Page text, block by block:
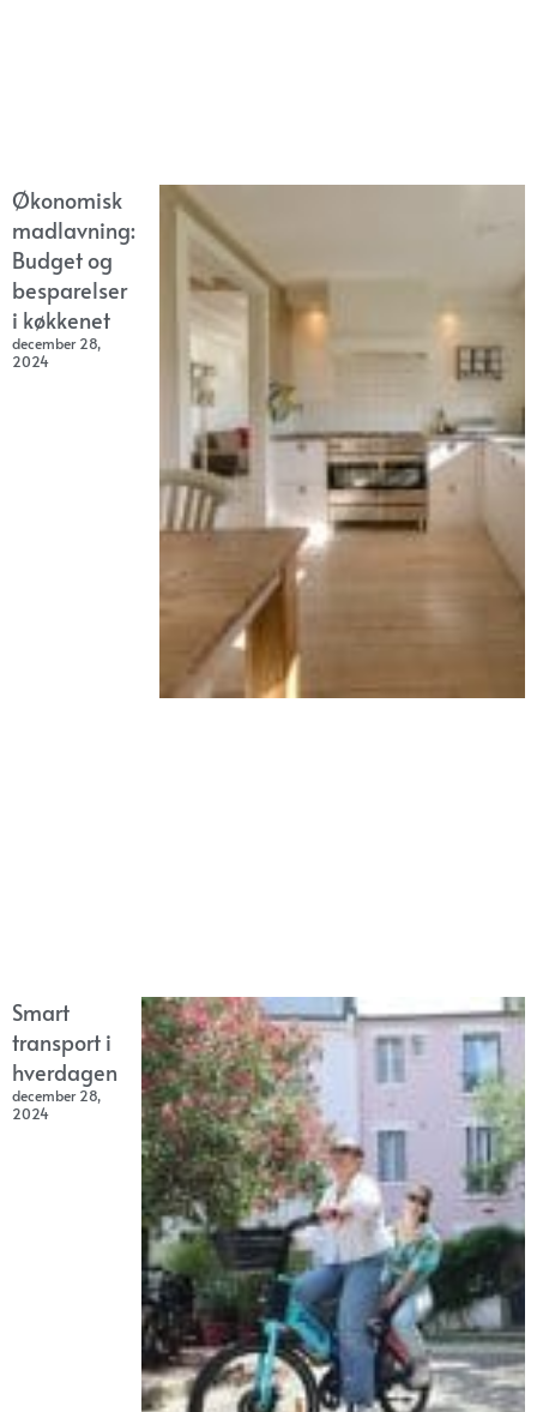
Økonomisk
madlavning:
Budget og
besparelser
i køkkenet
december 28,
2024
Smart
transport i
hverdagen
december 28,
2024